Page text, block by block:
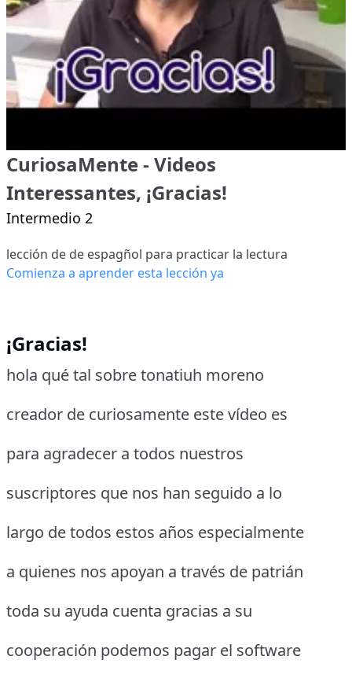
CuriosaMente - Videos
Interessantes, ¡Gracias!
Intermedio 2
lección de de espagñol para practicar la lectura
Comienza a aprender esta lección ya
¡Gracias!
hola qué tal sobre tonatiuh moreno
creador de curiosamente este vídeo es
para agradecer a todos nuestros
suscriptores que nos han seguido a lo
largo de todos estos años especialmente
a quienes nos apoyan a través de patrián
toda su ayuda cuenta gracias a su
cooperación podemos pagar el software